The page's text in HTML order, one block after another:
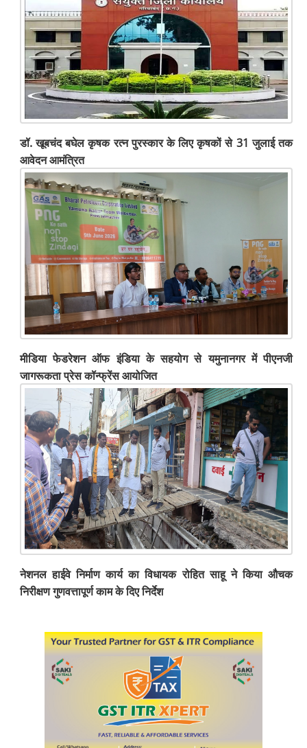
डॉ. खूबचंद बघेल कृषक रत्न पुरस्कार के लिए कृषकों से 31 जुलाई तक
आवेदन आमंत्रित
मीडिया फेडरेशन ऑफ इंडिया के सहयोग से यमुनानगर में पीएनजी
जागरूकता प्रेस कॉन्फ्रेंस आयोजित
नेशनल हाईवे निर्माण कार्य का विधायक रोहित साहू ने किया औचक
निरीक्षण गुणवत्तापूर्ण काम के दिए निर्देश